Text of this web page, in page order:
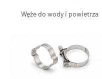
Węże do wody i powietrza